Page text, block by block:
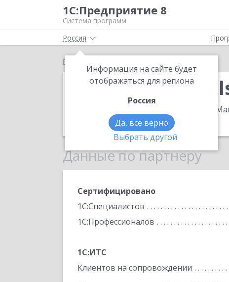
1С:Предприятие 8
Система программ
Россия
Информация на сайте будет
отображаться для региона
Россия
Да, все верно
Выбрать другой
Главная
ТОО "Seven
Казахстан, г. Нур-Султан, пр.
Телефон: +7 (7172) 57-3573
Данные по партнеру
Сертифицировано
1С:Специалистов
1С:Профессионалов
1С:ИТС
Клиентов на сопровождении